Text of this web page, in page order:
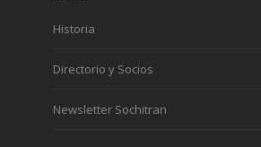
Historia
Directorio y Socios
Newsletter Sochitran